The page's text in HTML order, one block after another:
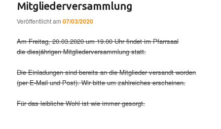
Mitgliederversammlung
Veröffentlicht am07/03/2020
Am Freitag, 20.03.2020 um 19.00 Uhr findet im Pfarrsaal
die diesjährigen Mitgliederversammlung statt.
Die Einladungen sind bereits an die Mitglieder versandt worden
(per E-Mail und Post). Wir bitte um zahlreiches erscheinen.
Für das leibliche Wohl ist wie immer gesorgt.